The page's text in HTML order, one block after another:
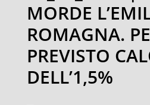
MORDE
ROMAGNA.
PREVISTO
DELL’1,5%